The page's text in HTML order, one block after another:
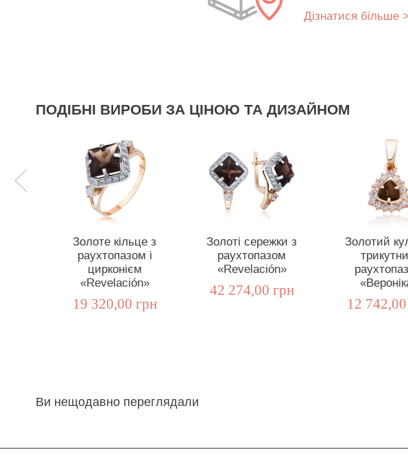
Дізнатися більше
ПОДІБНІ ВИРОБИ ЗА ЦІНОЮ ТА ДИЗАЙНОМ
Золоте кільце з
раухтопазом і
цирконієм
«Revelación»
19 320,00 грн
Золоті сережки з
раухтопазом
«Revelación»
42 274,00 грн
Золотий
12
Ви нещодавно переглядали